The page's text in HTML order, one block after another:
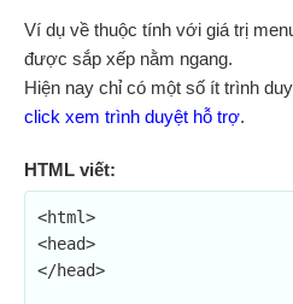
Ví dụ về thuộc tính với giá trị
được sắp xếp nằm ngang.
Hiện nay chỉ có một số ít trình
click xem trình duyệt hỗ trợ.
HTML viết:
<html>
<head>
</head>